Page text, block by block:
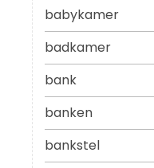
babykamer
badkamer
bank
banken
bankstel